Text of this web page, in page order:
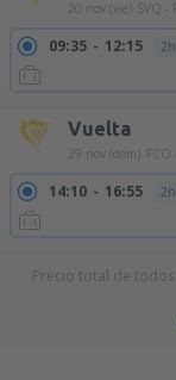
20 nov (vie) SVQ -
09:35 12:15
Vuelta
29 nov (dom) FCO
14:10 16:55
Precio total de